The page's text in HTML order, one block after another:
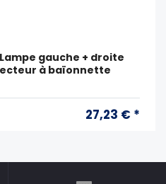
gauche + droite
à baïonnette
27,23 € *